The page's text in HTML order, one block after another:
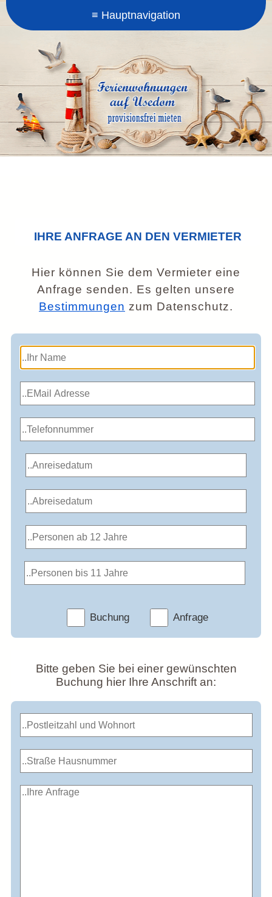
IHRE ANFRAGE AN DEN VERMIETER
Hier können Sie dem Vermieter eine
Anfrage senden. Es gelten unsere
Bestimmungen zum Datenschutz.
Buchung Anfrage
Bitte geben Sie bei einer gewünschten
Buchung hier Ihre Anschrift an: